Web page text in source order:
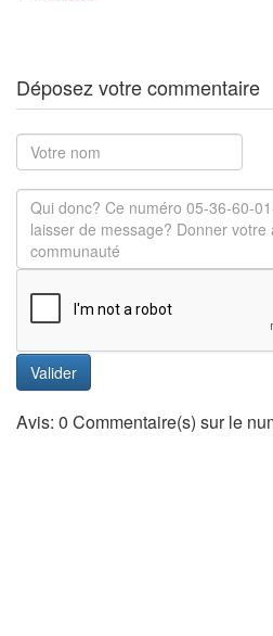
Déposez votre commentaire
Valider
Avis: 0 Commentaire(s) sur le